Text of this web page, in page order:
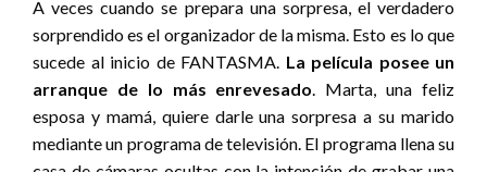
A veces cuando se prepara una sorpresa, el verdadero
sorprendido es el organizador de la misma. Esto es lo que
sucede al inicio de FANTASMA. La película posee un
arranque de lo más enrevesado. Marta, una feliz
esposa y mamá, quiere darle una sorpresa a su marido
mediante un programa de televisión. El programa llena su